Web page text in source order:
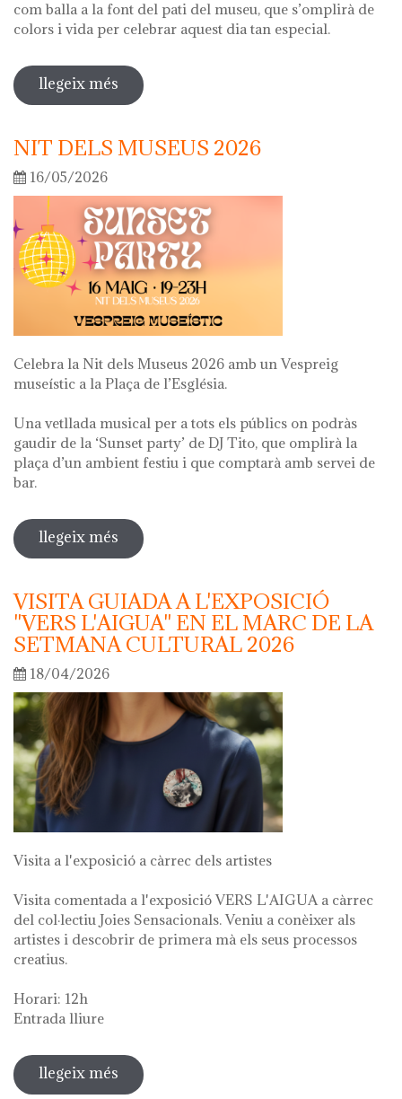
com balla a la font del pati del museu, que s’omplirà de
colors i vida per celebrar aquest dia tan especial.
llegeix més sobre diada de la flor
NIT DELS MUSEUS 2026
16/05/2026
Celebra la Nit dels Museus 2026 amb un Vespreig
museístic a la Plaça de l’Església.
Una vetllada musical per a tots els públics on podràs
gaudir de la ‘Sunset party’ de DJ Tito, que omplirà la
plaça d’un ambient festiu i que comptarà amb servei de
bar.
llegeix més sobre nit dels museus 2026
VISITA GUIADA A L'EXPOSICIÓ
"VERS L'AIGUA" EN EL MARC DE LA
SETMANA CULTURAL 2026
18/04/2026
Visita a l'exposició a càrrec dels artistes
Visita comentada a l'exposició VERS L'AIGUA a càrrec
del col·lectiu Joies Sensacionals. Veniu a conèixer als
artistes i descobrir de primera mà els seus processos
creatius.
Horari: 12h
Entrada lliure
llegeix més sobre visita guiada a l'exposició "vers
l'aigua" en el marc de la setmana